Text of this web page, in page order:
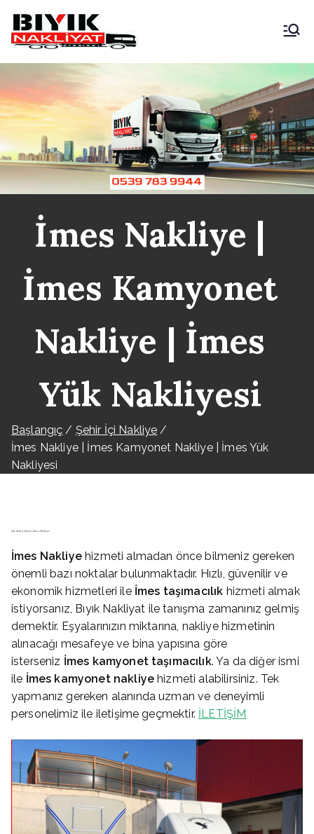
İmes Nakliye |
İmes Kamyonet
Nakliye | İmes
Yük Nakliyesi
Başlangıç
Şehir İçi Nakliye
İmes Nakliye | İmes Kamyonet Nakliye | İmes Yük
Nakliyesi
İstanbul Şehir İçi İmes Nakliye
İmes Nakliyehizmeti almadan önce bilmeniz gereken
önemli bazı noktalar bulunmaktadır. Hızlı, güvenilir ve
ekonomik hizmetleri ile İmes taşımacılık hizmeti almak
istiyorsanız, Bıyık Nakliyat ile tanışma zamanınız gelmiş
demektir. Eşyalarınızın miktarına, nakliye hizmetinin
alınacağı mesafeye ve bina yapısına göre
isterseniz İmes kamyonet taşımacılık. Ya da diğer ismi
ile İmes kamyonet nakliye hizmeti alabilirsiniz. Tek
yapmanız gereken alanında uzman ve deneyimli
personelimiz ile iletişime geçmektir. İLETİŞİM